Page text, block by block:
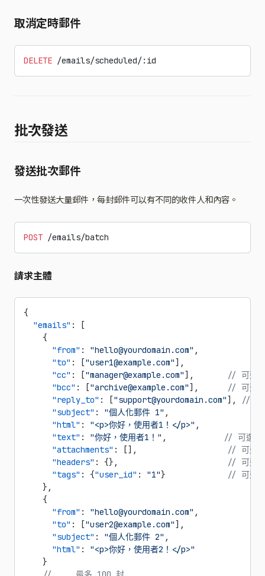
取消定時郵件
DELETE /emails/scheduled/:id
批次發送
發送批次郵件
一次性發送大量郵件，每封郵件可以有不同的收件人和內容。
POST /emails/batch
請求主體
{
  "emails"
: [
    {
      "from"
: "hello@yourdomain.com" ,
      "to"
: ["user1@example.com"],
      "cc"
: ["manager@example.com"],
// 可選
      "bcc"
: ["archive@example.com"],
// 可選
      "reply_to"
: ["support@yourdomain.com"],
// 可
      "subject"
: "個人化郵件 1" ,
      "html"
: "<p>你好，使用者1！</p>" ,
      "text"
: "你好，使用者1！" ,
// 可選
      "attachments"
: [],
// 可選
      "headers"
: {},
// 可選
      "tags"
: {"user_id" : "1"}
// 可選
    },
    {
      "from"
: "hello@yourdomain.com" ,
      "to"
: ["user2@example.com"],
      "subject"
: "個人化郵件 2" ,
      "html"
: "<p>你好，使用者2！</p>"
    }